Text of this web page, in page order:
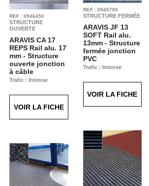
REF : 0945700
STRUCTURE FERMÉE
ARAVIS JF 13
SOFTRail alu.
13mm - Structure
fermée jonction
PVC
Trafic : Intense
Anthracite T11
VOIR LA FICHE
REF : 0946450
STRUCTURE
OUVERTE
ARAVIS CA 17
REPS Rail alu. 17
mm - Structure
ouverte jonction
à câble
Trafic : Intense
T12
VOIR LA FICHE